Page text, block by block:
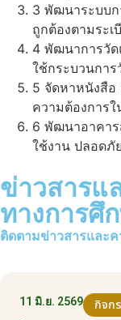
3 พัฒนาระบบก
ถูกต้องตามระเ
4 พัฒนาการวัด
ใช้กระบวนกา
5 จัดหาหนังสือ
ความต้องการใ
6 พัฒนาอาคาร
ใช้งาน ปลอดภั
ข่าวสารแ
ทางการศึ
ติดตามข่าวสารและค
11 มิ.ย. 2569 กิจก